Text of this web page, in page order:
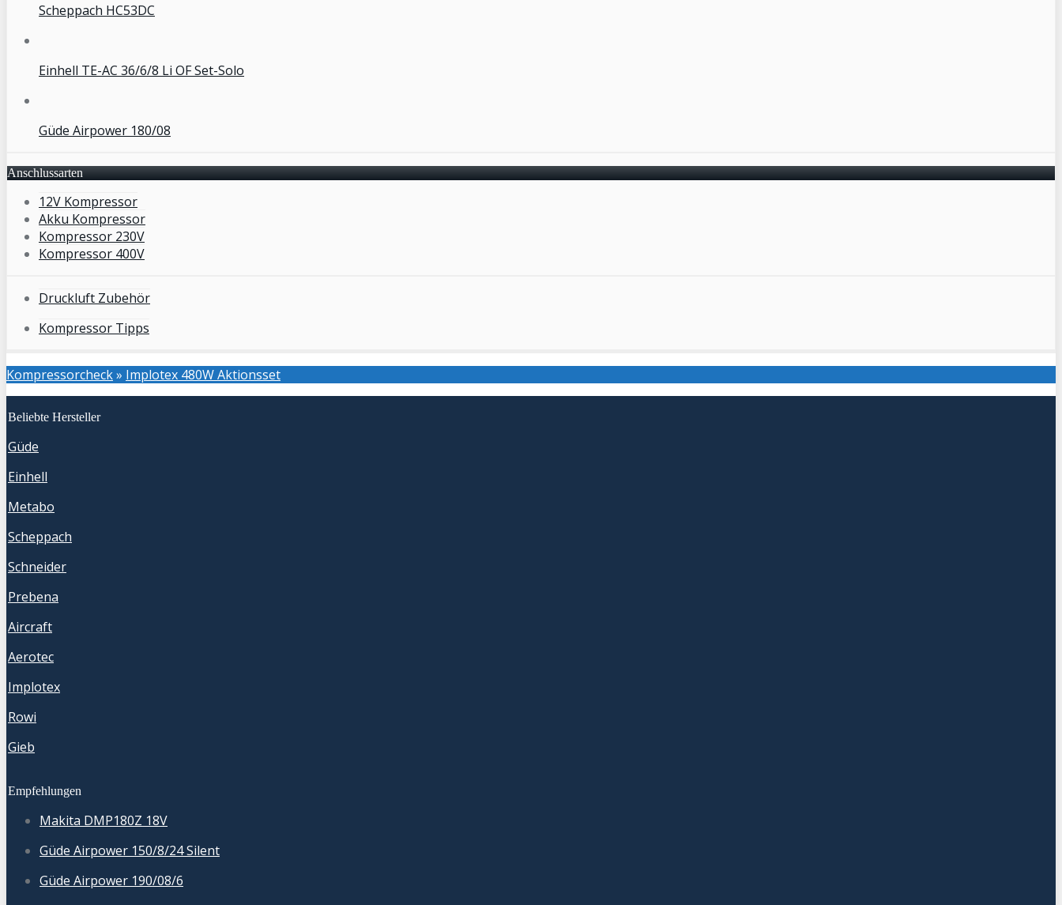
Scheppach HC53DC
Einhell TE-AC 36/6/8 Li OF Set-Solo
Güde Airpower 180/08
Anschlussarten
12V Kompressor
Akku Kompressor
Kompressor 230V
Kompressor 400V
Druckluft Zubehör
Kompressor Tipps
Kompressorcheck» Implotex 480W Aktionsset
Beliebte Hersteller
Güde
Einhell
Metabo
Scheppach
Schneider
Prebena
Aircraft
Aerotec
Implotex
Rowi
Gieb
Empfehlungen
Makita DMP180Z 18V
Güde Airpower 150/8/24 Silent
Güde Airpower 190/08/6